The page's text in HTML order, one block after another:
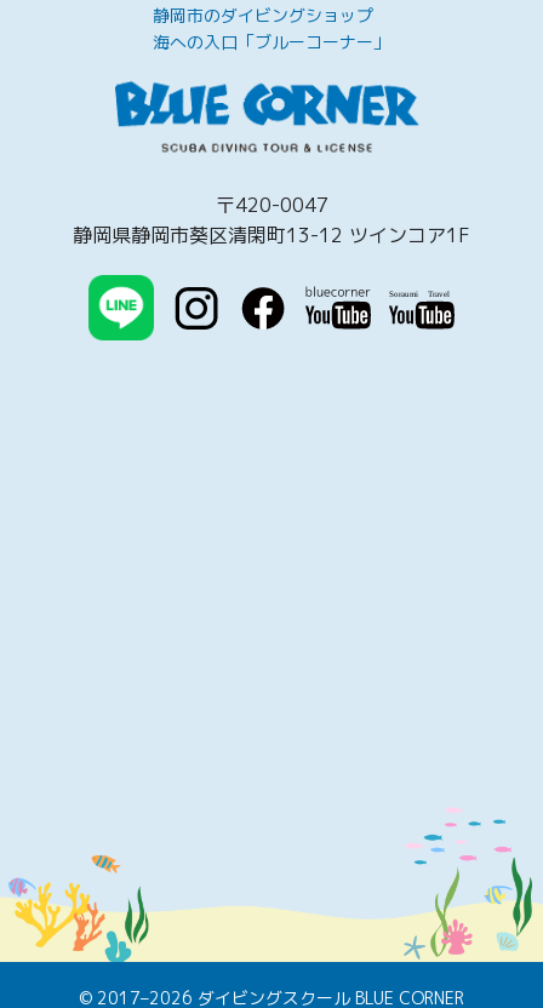
静岡市のダイビングショップ
海への入口「ブルーコーナー」
〒420-0047
静岡県静岡市葵区清閑町13-12 ツインコア1F
© 2017–2026 ダイビングスクール BLUE CORNER